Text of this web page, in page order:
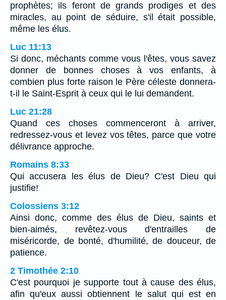
prophètes; ils feront de grands prodiges et des
miracles, au point de séduire, s'il était possible,
même les élus.
Luc 11:13
Si donc, méchants comme vous l'êtes, vous savez
donner de bonnes choses à vos enfants, à
combien plus forte raison le Père céleste donnera-
t-il le Saint-Esprit à ceux qui le lui demandent.
Luc 21:28
Quand ces choses commenceront à arriver,
redressez-vous et levez vos têtes, parce que votre
délivrance approche.
Romains 8:33
Qui accusera les élus de Dieu? C'est Dieu qui
justifie!
Colossiens 3:12
Ainsi donc, comme des élus de Dieu, saints et
bien-aimés, revêtez-vous d'entrailles de
miséricorde, de bonté, d'humilité, de douceur, de
patience.
2 Timothée 2:10
C'est pourquoi je supporte tout à cause des élus,
afin qu'eux aussi obtiennent le salut qui est en